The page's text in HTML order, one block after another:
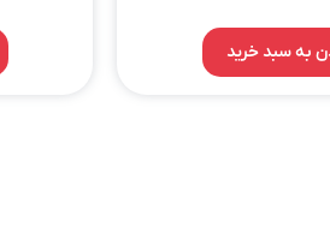
به سبد خرید